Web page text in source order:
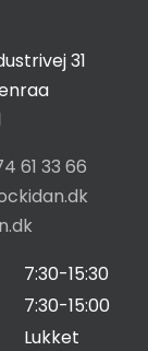
31
61 33 66
7:30-15:30
7:30-15:00
Lukket